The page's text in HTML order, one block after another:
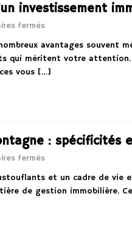
investissement
fermés
avantages souvent
qui méritent votre attention.
vous […]
: spécificités
fermés
et un cadre de vie
de gestion immobilière.